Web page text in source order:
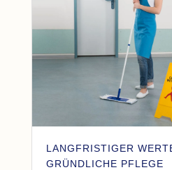
LANGFRISTIGER
GRÜNDLICHE PFLEGE